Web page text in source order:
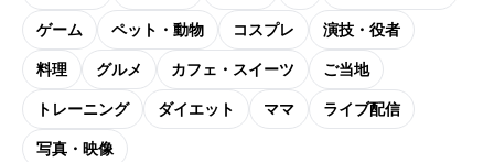
ゲーム ペット・動物 コスプレ 演技・役者
料理 グルメ カフェ・スイーツ ご当地
トレーニング ダイエット ママ ライブ配信
写真・映像